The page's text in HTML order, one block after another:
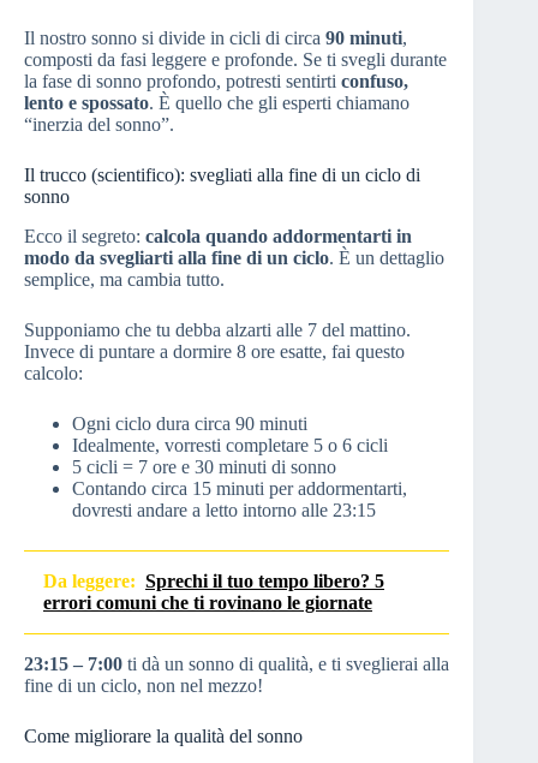
Il nostro sonno si divide in cicli di circa 90 minuti,
composti da fasi leggere e profonde. Se ti svegli durante
la fase di sonno profondo, potresti sentirti confuso,
lento e spossato. È quello che gli esperti chiamano
“inerzia del sonno”.
Il trucco (scientifico): svegliati alla fine di un ciclo di
sonno
Ecco il segreto: calcola quando addormentarti in
modo da svegliarti alla fine di un ciclo. È un dettaglio
semplice, ma cambia tutto.
Supponiamo che tu debba alzarti alle 7 del mattino.
Invece di puntare a dormire 8 ore esatte, fai questo
calcolo:
Ogni ciclo dura circa 90 minuti
Idealmente, vorresti completare 5 o 6 cicli
5 cicli = 7 ore e 30 minuti di sonno
Contando circa 15 minuti per addormentarti,
dovresti andare a letto intorno alle 23:15
Da leggere: Sprechi il tuo tempo libero? 5
errori comuni che ti rovinano le giornate
23:15 – 7:00 ti dà un sonno di qualità, e ti sveglierai alla
fine di un ciclo, non nel mezzo!
Come migliorare la qualità del sonno